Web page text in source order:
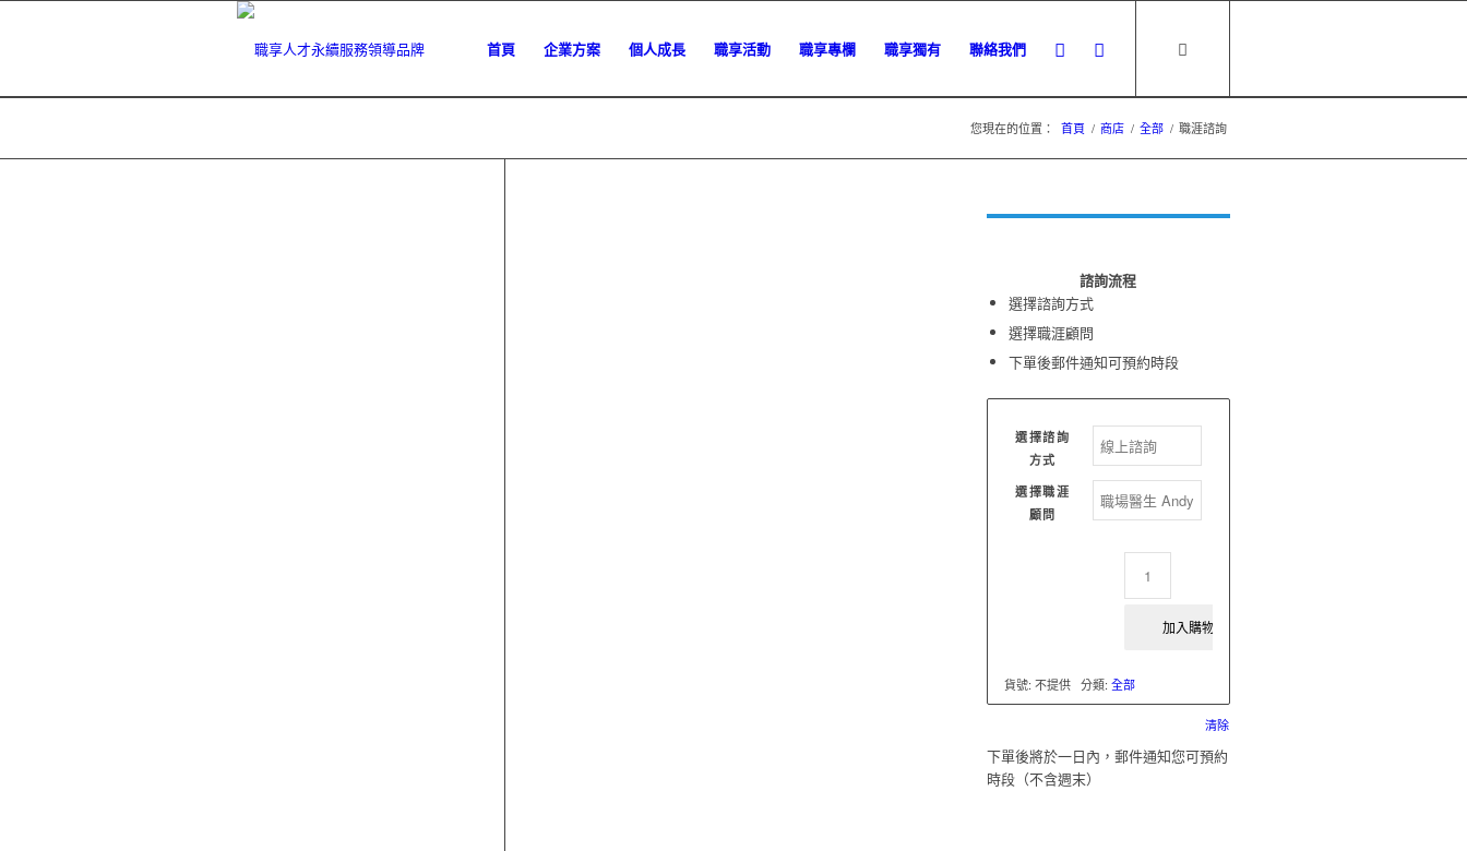
首頁 企業方案 個人成長 職享活動 職享專欄 職享獨有 聯絡我們
您現在的位置： 首頁 / 商店 / 全部 / 職涯諮詢
諮詢流程
選擇諮詢方式
選擇職涯顧問
下單後郵件通知可預約時段
選擇諮詢
方式
選擇職涯
顧問
清除
加入購物車
貨號: 不提供 分類: 全部
下單後將於一日內，郵件通知您可預約
時段（不含週末）